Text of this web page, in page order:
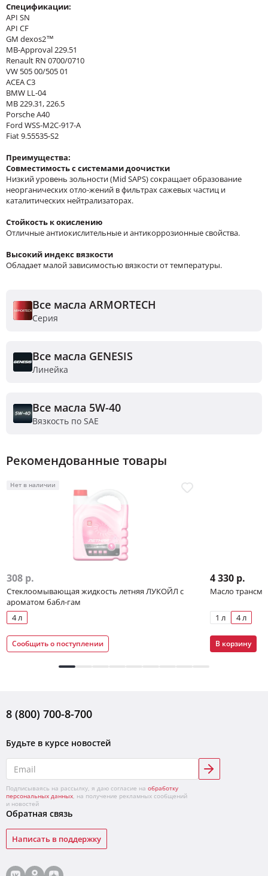
Спецификации:
API SN
API CF
GM dexos2™
MB-Approval 229.51
Renault RN 0700/0710
VW 505 00/505 01
ACEA C3
BMW LL-04
MB 229.31, 226.5
Porsche A40
Ford WSS-M2C-917-A
Fiat 9.55535-S2
Преимущества:
Совместимость с системами доочистки
Низкий уровень зольности (Mid SAPS) сокращает образование
неорганических отло-жений в фильтрах сажевых частиц и
каталитических нейтрализаторах.
Стойкость к окислению
Отличные антиокислительные и антикоррозионные свойства.
Высокий индекс вязкости
Обладает малой зависимостью вязкости от температуры.
Все масла ARMORTECH
Серия
Все масла GENESIS
Линейка
Все масла 5W-40
Вязкость по SAE
Рекомендованные товары
Нет в наличии
308 р.
Стеклоомывающая жидкость летняя ЛУКОЙЛ с
ароматом бабл-гам
4 л
Сообщить о поступлении
4 330 р.
Масло
1 л 4 л
В корзину
8 (800) 700-8-700
Будьте в курсе новостей
Подписываясь на рассылку, я даю согласие на обработку
персональных данных, на получение рекламных сообщений
и новостей
Обратная связь
Написать в поддержку